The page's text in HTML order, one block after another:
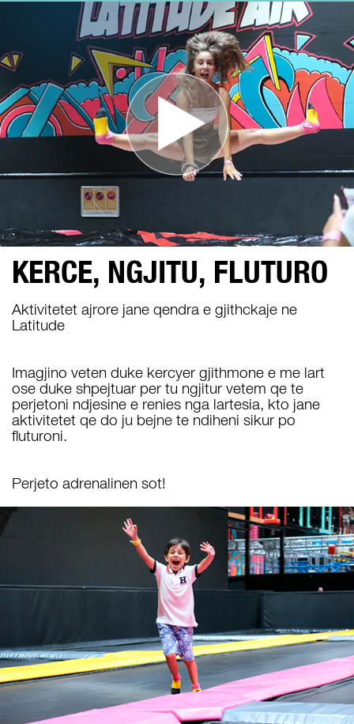
KERCE, NGJITU, FLUTURO
Aktivitetet ajrore jane qendra e gjithckaje ne
Latitude
Imagjino veten duke kercyer gjithmone e me lart
ose duke shpejtuar per tu ngjitur vetem qe te
perjetoni ndjesine e renies nga lartesia, kto jane
aktivitetet qe do ju bejne te ndiheni sikur po
fluturoni.
Perjeto adrenalinen sot!